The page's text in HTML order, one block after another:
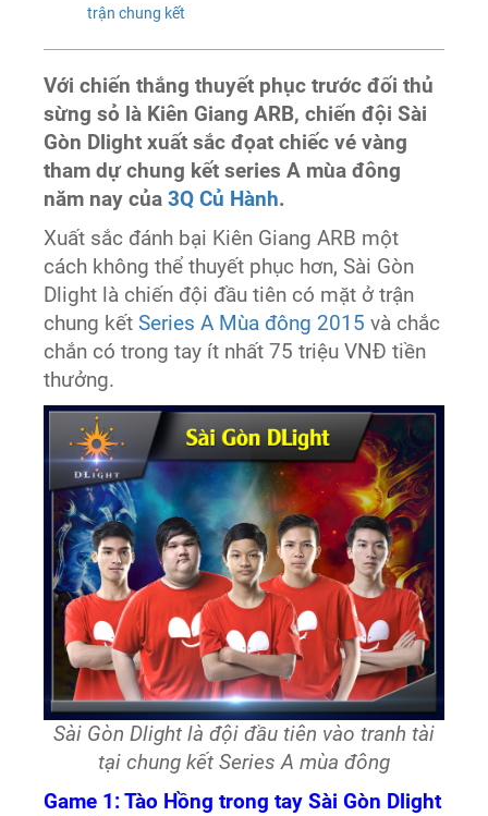
trận chung kết
Với chiến thắng thuyết phục trước đối thủ
sừng sỏ là Kiên Giang ARB, chiến đội Sài
Gòn Dlight xuất sắc đọat chiếc vé vàng
tham dự chung kết series A mùa đông
năm nay của3Q Củ Hành.
Xuất sắc đánh bại Kiên Giang ARB một
cách không thể thuyết phục hơn, Sài Gòn
Dlight là chiến đội đầu tiên có mặt ở trận
chung kếtSeries A Mùa đông 2015 và chắc
chắn có trong tay ít nhất 75 triệu VNĐ tiền
thưởng.
Sài Gòn Dlight là đội đầu tiên vào tranh tài
tại chung kết Series A mùa đông
Game 1: Tào Hồng trong tay Sài Gòn Dlight